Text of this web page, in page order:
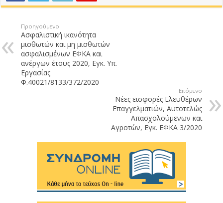
Προηγούμενο
Ασφαλιστική ικανότητα
μισθωτών και μη μισθωτών
ασφαλισμένων ΕΦΚΑ και
ανέργων έτους 2020, Εγκ. Υπ.
Εργασίας
Φ.40021/8133/372/2020
Επόμενο
Νέες εισφορές Ελευθέρων
Επαγγελματιών, Αυτοτελώς
Απασχολούμενων και
Αγροτών, Εγκ. ΕΦΚΑ 3/2020